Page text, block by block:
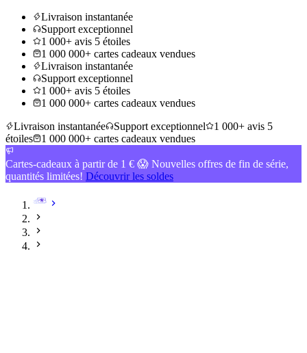
Livraison instantanée
Support exceptionnel
1 000+ avis 5 étoiles
1 000 000+ cartes cadeaux vendues
Livraison instantanée
Support exceptionnel
1 000+ avis 5 étoiles
1 000 000+ cartes cadeaux vendues
Livraison instantanée
Support exceptionnel
1 000+ avis 5
étoiles
1 000 000+ cartes cadeaux vendues
Cartes-cadeaux à partir de 1 € 😱 Nouvelles offres de fin de série,
quantités limitées! Découvrir les soldes